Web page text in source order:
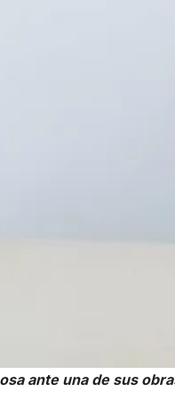
ante una de sus